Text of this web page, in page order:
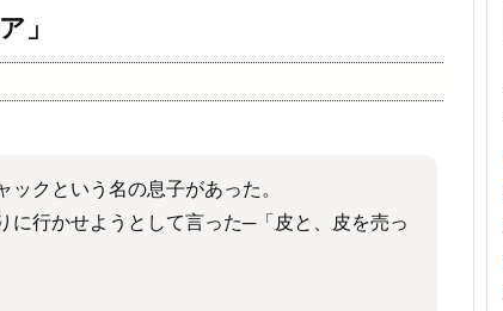
」
クという名の息子があった。
に行かせようとして言った─「皮と、皮を売っ